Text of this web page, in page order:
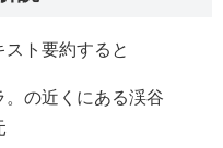
ト要約すると
。の近くにある渓谷